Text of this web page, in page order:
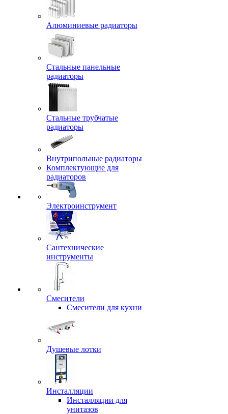
Алюминиевые радиаторы
Стальные панельные
радиаторы
Стальные трубчатые
радиаторы
Внутрипольные радиаторы
Комплектующие для
радиаторов
Электроинструмент
Сантехнические
инструменты
Смесители
Смесители для кухни
Душевые лотки
Инсталляции
Инсталляции для
унитазов